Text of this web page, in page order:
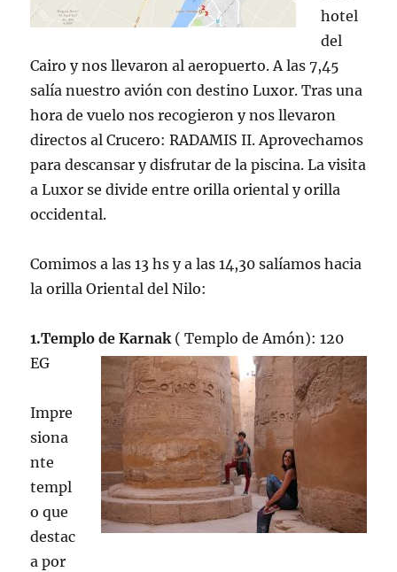
hotel
del
Cairo y nos llevaron al aeropuerto. A las 7,45
salía nuestro avión con destino Luxor. Tras una
hora de vuelo nos recogieron y nos llevaron
directos al Crucero: RADAMIS II. Aprovechamos
para descansar y disfrutar de la piscina. La visita
a Luxor se divide entre orilla oriental y orilla
occidental.
Comimos a las 13 hs y a las 14,30 salíamos hacia
la orilla Oriental del Nilo:
1.Templo de Karnak( Templo de Amón): 120
EG
Impre
siona
nte
templ
o que
destac
a por